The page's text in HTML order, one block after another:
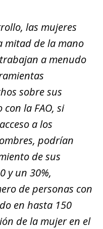
las mujeres
mitad de la mano
a menudo
sobre sus
la FAO, si
a los
podrían
de sus
y un 30%,
de personas con
en hasta 150
de la mujer en el